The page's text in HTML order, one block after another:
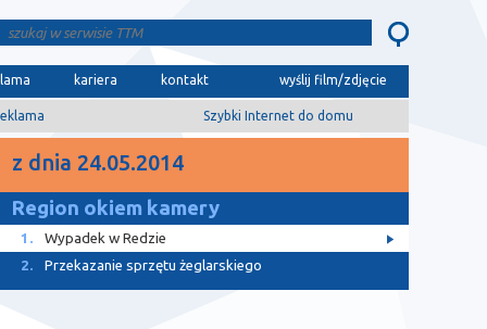
kariera kontakt wyślij film/zdjęcie
Szybki Internet do domu
z dnia 24.05.2014
Region okiem kamery
1.
Wypadek w Redzie
2.
Przekazanie sprzętu żeglarskiego